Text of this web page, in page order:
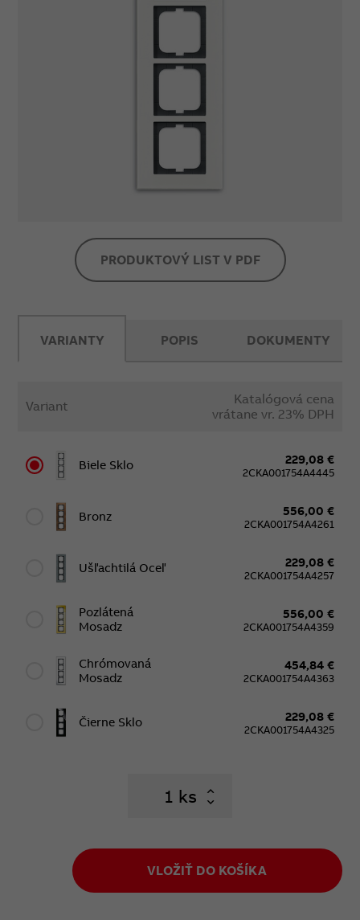
PRODUKTOVÝ LIST V PDF
VARIANTY
Variant
Katalógová cena
vrátane vr. 23% DPH
Biele Sklo 229,08 €
2CKA001754A4445
Bronz 556,00 €
2CKA001754A4261
Ušľachtilá Oceľ 229,08 €
2CKA001754A4257
Pozlátená
Mosadz
556,00 €
2CKA001754A4359
Chrómovaná
Mosadz
454,84 €
2CKA001754A4363
Čierne Sklo 229,08 €
2CKA001754A4325
ks
VLOŽIŤ DO KOŠÍKA
POPIS DOKUMENTY